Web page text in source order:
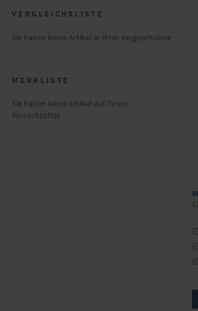
VERGLEICHSLISTE
Sie haben keine Artikel in Ihrer Vergleichsliste
MERKLISTE
Sie haben keine Artikel auf Ihrem
Wunschzettel.